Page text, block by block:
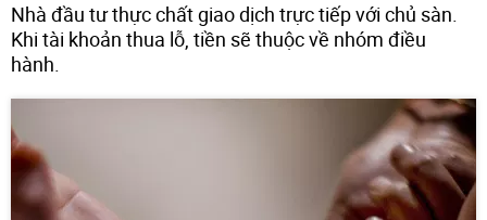
Nhà đầu tư thực chất giao dịch trực tiếp với chủ sàn.
Khi tài khoản thua lỗ, tiền sẽ thuộc về nhóm điều
hành.